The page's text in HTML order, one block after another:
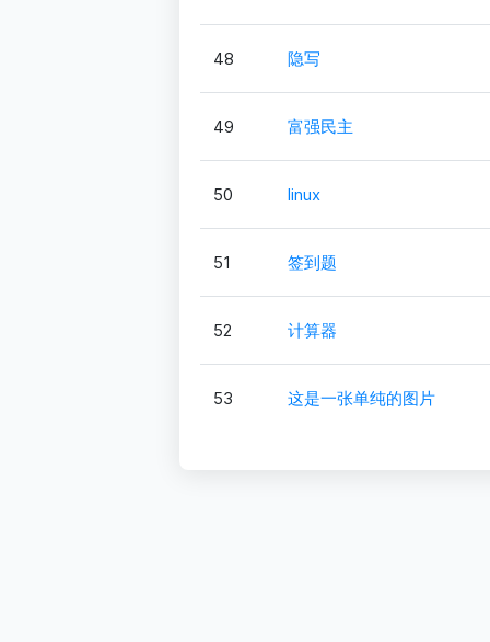
48 隐写
49 富强民主
50 linux
51 签到题
52 计算器
53 这是一张单纯的图片